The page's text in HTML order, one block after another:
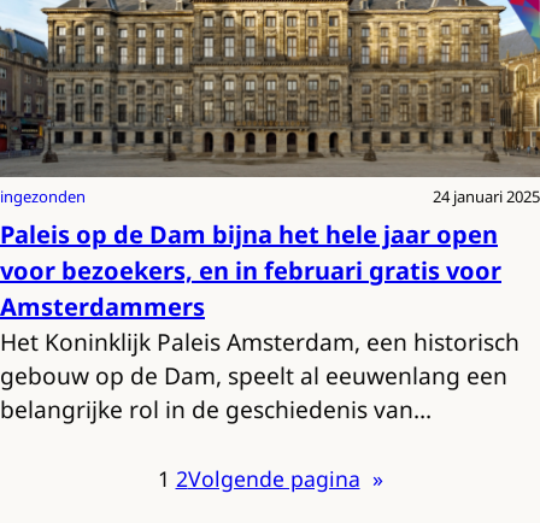
ingezonden 24 januari 2025
Paleis op de Dam bijna het hele jaar open
voor bezoekers, en in februari gratis voor
Amsterdammers
Het Koninklijk Paleis Amsterdam, een historisch
gebouw op de Dam, speelt al eeuwenlang een
belangrijke rol in de geschiedenis van…
1 2Volgende pagina »